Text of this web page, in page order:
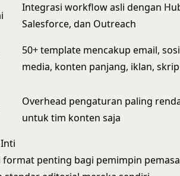
Integrasi workflow asli dengan
Salesforce, dan Outreach
50+ template mencakup email,
media, konten panjang, iklan, skrip
Overhead pengaturan paling
untuk tim konten saja
penting bagi pemimpin